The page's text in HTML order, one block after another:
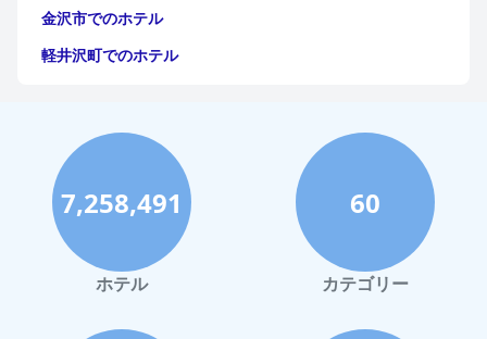
金沢市でのホテル
軽井沢町でのホテル
神戸市でのホテル
宮古島でのホテル
函館市でのホテル
ハワイイでのホテル
鎌倉市でのホテル
7,258,491
ホテル
60
カテゴリー